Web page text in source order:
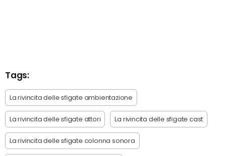
Tags:
La rivincita delle sfigate ambientazione
La rivincita delle sfigate attori La rivincita delle sfigate cast
La rivincita delle sfigate colonna sonora